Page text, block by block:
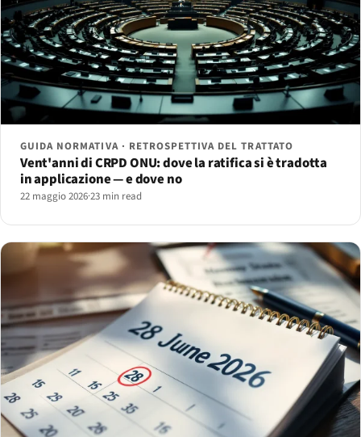
GUIDA NORMATIVA · RETROSPETTIVA DEL TRATTATO
Vent'anni di CRPD ONU: dove la ratifica si è tradotta
in applicazione — e dove no
22 maggio 2026·23 min read